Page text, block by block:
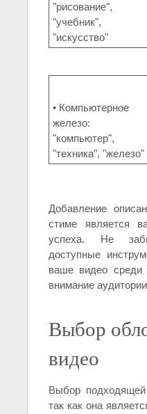
"рисование",
"учебник",
"искусство"
• Компьютерное
железо:
"компьютер",
"техника", "железо"
Добавление
стиме является
успеха. Не
доступные
ваше видео среди
внимание
Выбор
видео
Выбор
так как она